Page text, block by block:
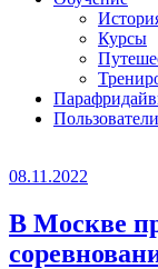
Курсы
Пользователи
08.11.2022
В Москве